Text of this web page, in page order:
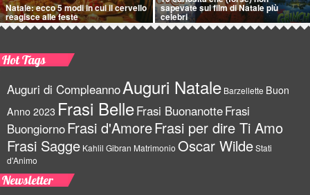
Natale: ecco 5 modi in cui il cervello
reagisce alle feste
sapevate sui film di Natale più
celebri
Hot Tags
Auguri di CompleannoAuguri Natale Barzellette Buon
Anno 2023 Frasi BelleFrasi BuonanotteFrasi
BuongiornoFrasi d'AmoreFrasi per dire Ti Amo
Frasi Sagge Kahlil Gibran Matrimonio Oscar WildeStati
d'Animo
Newsletter